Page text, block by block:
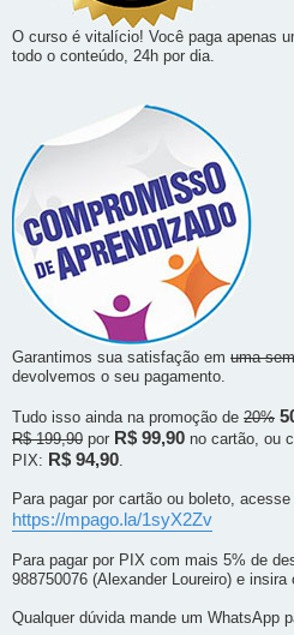
O curso é vitalício! Você paga apenas
todo o conteúdo, 24h por dia.
Garantimos sua satisfação em uma
devolvemos o seu pagamento.
Tudo isso ainda na promoção de 20%
R$ 199,90 por R$ 99,90 no cartão, ou
PIX: R$ 94,90.
Para pagar por cartão ou boleto,
https://mpago.la/1syX2Zv
Para pagar por PIX com mais 5% de
988750076 (Alexander Loureiro) e insira
Qualquer dúvida mande um WhatsApp